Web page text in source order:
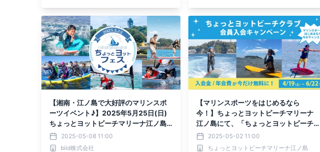
【湘南・江ノ島で大好評のマリンスポ
ーツイベント♪】2025年5月25日(日)
ちょっとヨットビーチマリーナ江ノ島
にて「ちょっとヨットフェス」を開
催！
2025-05-08 11:00
biid株式会社
【マリンスポーツをはじめるなら
今！】ちょっとヨットビーチマリーナ
江ノ島にて、「ちょっとヨットビーチ
クラブ入会キャンペーン」を実施中！
2025-05-02 11:00
ちょっとヨットビーチマリーナ江ノ島